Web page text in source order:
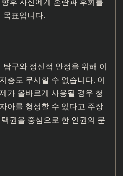
목표입니다.
구와 정신적 안정을 위해 이
층도 무시할 수 없습니다. 이
가 올바르게 사용될 경우 청
아를 형성할 수 있다고 주장
권을 중심으로 한 인권의 문